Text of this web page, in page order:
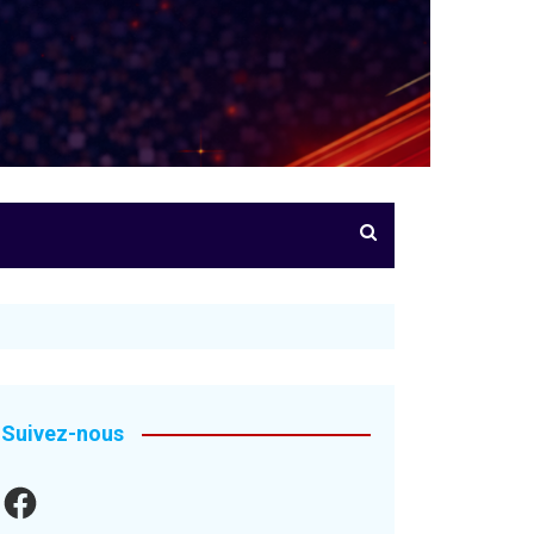
Suivez-nous
Facebook